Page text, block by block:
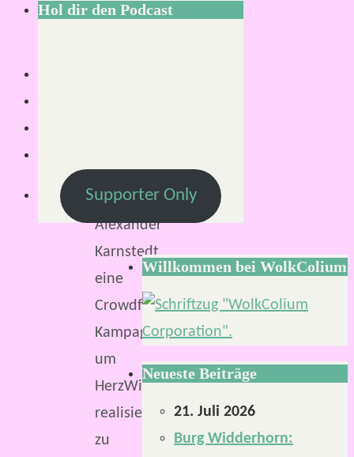
Jahr
startete
Alexander
Karnstedt
eine
Crowdfunding-
Kampagne,
um
HerzWildnis
realisieren
zu
Hol dir den Podcast
Supporter Only
Willkommen bei WolkColium
Neueste Beiträge
21. Juli 2026
Burg Widderhorn: